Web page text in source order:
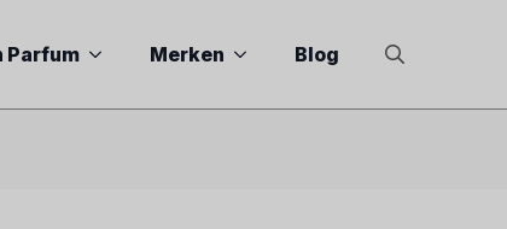
Parfum Merken
Blog